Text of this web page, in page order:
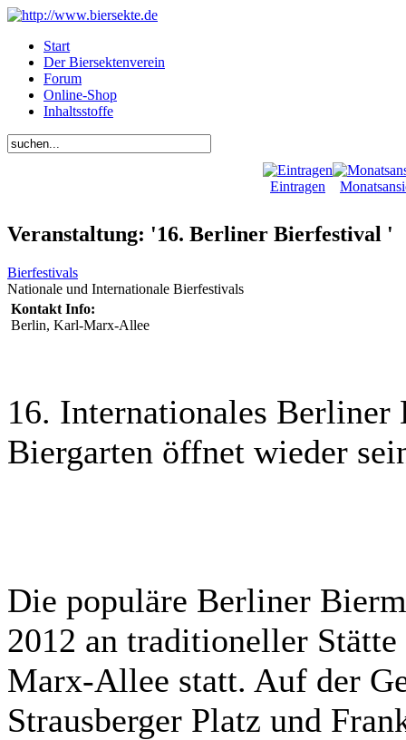
Start
Der Biersektenverein
Forum
Online-Shop
Inhaltsstoffe
Eintragen
Veranstaltung: '16. Berliner Bierfestival '
Bierfestivals
Nationale und Internationale Bierfestivals
Kontakt Info:
Berlin, Karl-Marx-Allee
16. Internationales
Biergarten öffnet wieder
Die populäre Berliner
2012 an traditioneller
Marx-Allee statt. Auf der
Strausberger Platz und